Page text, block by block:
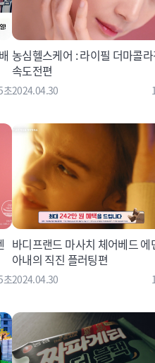
초
농심헬스케어 : 라이필 더마콜
속도전편
2024.04.30
초
바디프랜드 마사치 체어베드 에
아내의 직진 플러팅편
2024.04.30